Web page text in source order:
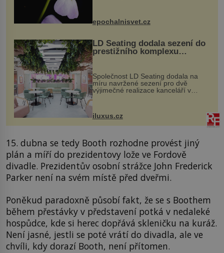
vstupenka...
epochalnisvet.cz
LD Seating dodala sezení do
prestižního komplexu
MediaCityUK v Salfordu
Společnost LD Seating dodala na
míru navržené sezení pro dvě
výjimečné realizace kanceláří v
areálu MediaCityUK v anglickém
budov Media...
iluxus.cz
15. dubna se tedy Booth rozhodne provést jiný
plán a míří do prezidentovy lože ve Fordově
divadle. Prezidentův osobní strážce John Frederick
Parker není na svém místě před dveřmi.
Poněkud paradoxně působí fakt, že se s Boothem
během přestávky v představení potká v nedaleké
hospůdce, kde si herec dopřává skleničku na kuráž.
Není jasné, jestli se poté vrátí do divadla, ale ve
chvíli, kdy dorazí Booth, není přítomen.